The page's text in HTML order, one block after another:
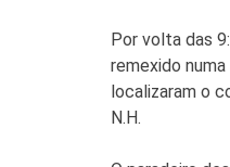
Por volta das
remexido
localizaram o
N.H.